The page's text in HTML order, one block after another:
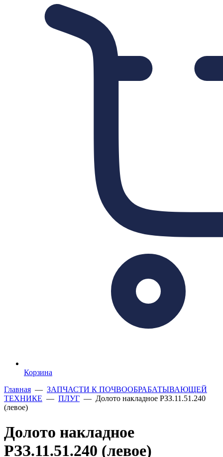
Корзина
Главная — ЗАПЧАСТИ К ПОЧВООБРАБАТЫВАЮЩЕЙ
ТЕХНИКЕ — ПЛУГ — Долото накладное РЗЗ.11.51.240
(левое)
Долото накладное
РЗЗ.11.51.240 (левое)